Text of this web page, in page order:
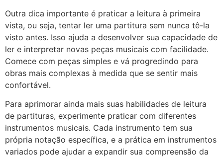
Outra dica importante é praticar a leitura à primeira
vista, ou seja, tentar ler uma partitura sem nunca tê-la
visto antes. Isso ajuda a desenvolver sua capacidade de
ler e interpretar novas peças musicais com facilidade.
Comece com peças simples e vá progredindo para
obras mais complexas à medida que se sentir mais
confortável.
Para aprimorar ainda mais suas habilidades de leitura
de partituras, experimente praticar com diferentes
instrumentos musicais. Cada instrumento tem sua
própria notação específica, e a prática em instrumentos
variados pode ajudar a expandir sua compreensão da